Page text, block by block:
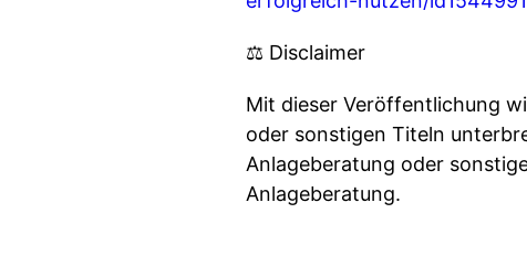
⚖️ Disclaimer
Mit dieser Veröffentlichung
oder sonstigen Titeln
Anlageberatung oder
Anlageberatung.